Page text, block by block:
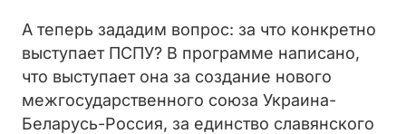
А теперь зададим вопрос: за что конкретно
выступает ПСПУ? В программе написано,
что выступает она за создание нового
межгосударственного союза Украина-
Беларусь-Россия, за единство славянского